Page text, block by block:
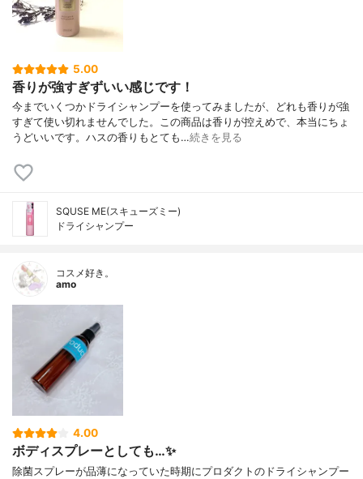
5.00
香りが強すぎずいい感じです！
今までいくつかドライシャンプーを使ってみましたが、どれも香りが強
すぎて使い切れませんでした。この商品は香りが控えめで、本当にちょ
うどいいです。ハスの香りもとても…続きを見る
SQUSE ME(スキューズミー)
ドライシャンプー
コスメ好き。
amo
4.00
ボディスプレーとしても…✨
除菌スプレーが品薄になっていた時期にプロダクトのドライシャンプー